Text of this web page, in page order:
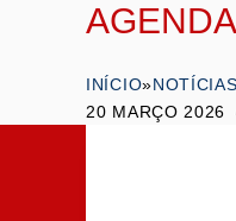
t
INÍCIO»NOTÍCIAS
20 MARÇO 2026